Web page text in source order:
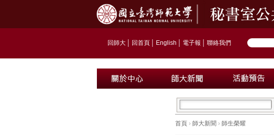
回師大 回首頁 English 電子報 聯絡我們
首頁 › 師大新聞 › 師生榮耀